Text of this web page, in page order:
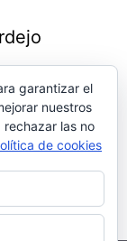
noticias…
garantizar el
nuestros
las no
de cookies